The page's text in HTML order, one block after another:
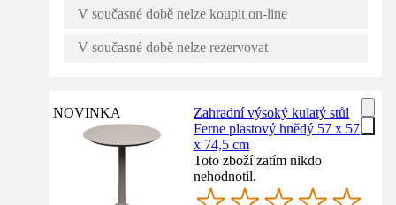
V současné době nelze koupit on-line
V současné době nelze rezervovat
NOVINKA
Zahradní výsoký kulatý stůl
Ferne plastový hnědý 57 x 57
x 74,5 cm
Toto zboží zatím nikdo
nehodnotil.